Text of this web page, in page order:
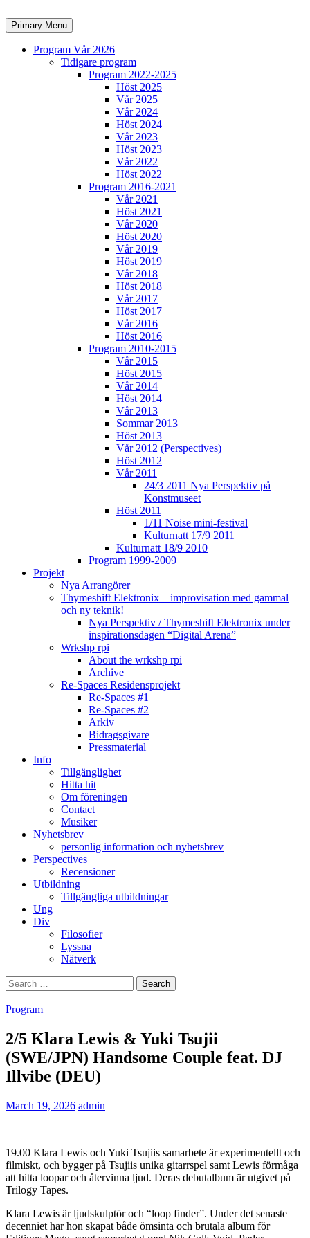
to
content
Search
Primary Menu
Program Vår 2026
Tidigare program
Program 2022-2025
Höst 2025
Vår 2025
Vår 2024
Höst 2024
Vår 2023
Höst 2023
Vår 2022
Höst 2022
Program 2016-2021
Vår 2021
Höst 2021
Vår 2020
Höst 2020
Vår 2019
Höst 2019
Vår 2018
Höst 2018
Vår 2017
Höst 2017
Vår 2016
Höst 2016
Program 2010-2015
Vår 2015
Höst 2015
Vår 2014
Höst 2014
Vår 2013
Sommar 2013
Höst 2013
Vår 2012 (Perspectives)
Höst 2012
Vår 2011
24/3 2011 Nya Perspektiv på
Konstmuseet
Höst 2011
1/11 Noise mini-festival
Kulturnatt 17/9 2011
Kulturnatt 18/9 2010
Program 1999-2009
Projekt
Nya Arrangörer
Thymeshift Elektronix – improvisation med gammal
och ny teknik!
Nya Perspektiv / Thymeshift Elektronix under
inspirationsdagen “Digital Arena”
Wrkshp rpi
About the wrkshp rpi
Archive
Re-Spaces Residensprojekt
Re-Spaces #1
Re-Spaces #2
Arkiv
Bidragsgivare
Pressmaterial
Info
Tillgänglighet
Hitta hit
Om föreningen
Contact
Musiker
Nyhetsbrev
personlig information och nyhetsbrev
Perspectives
Recensioner
Utbildning
Tillgängliga utbildningar
Ung
Div
Filosofier
Lyssna
Nätverk
Search
for:
Program
2/5 Klara Lewis & Yuki Tsujii
(SWE/JPN) Handsome Couple feat. DJ
Illvibe (DEU)
March 19, 2026 admin
19.00 Klara Lewis och Yuki Tsujiis samarbete är experimentellt och
filmiskt, och bygger på Tsujiis unika gitarrspel samt Lewis förmåga
att hitta loopar och återvinna ljud. Deras debutalbum är utgivet på
Trilogy Tapes.
Klara Lewis är ljudskulptör och “loop finder”. Under det senaste
decenniet har hon skapat både ömsinta och brutala album för